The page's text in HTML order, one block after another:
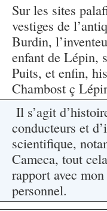
Sur les sites
vestiges de
Burdin,
enfant de Lépin,
Puits, et enfin,
Chambost ç
Il s’agit
conducteurs et
scientifique,
Cameca, tout
rapport avec
personnel.